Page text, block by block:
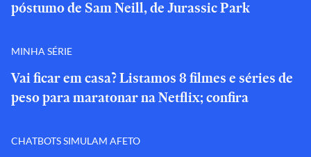
póstumo de Sam Neill, de Jurassic Park
MINHA SÉRIE
Vai ficar em casa? Listamos 8 filmes e séries de
peso para maratonar na Netflix; confira
CHATBOTS SIMULAM AFETO